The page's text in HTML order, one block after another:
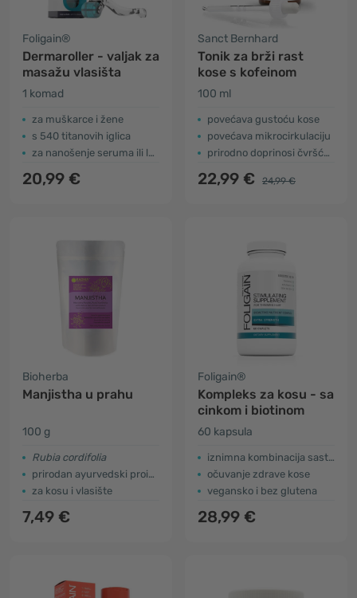
Foligain®
Dermaroller - valjak za
masažu vlasišta
1 komad
za muškarce i žene
s 540 titanovih iglica
za nanošenje seruma ili losiona
20,99 €
Sanct Bernhard
Tonik za brži rast
kose s kofeinom
100 ml
povećava gustoću kose
povećava mikrocirkulaciju
prirodno doprinosi čvršćoj kosi
22,99 € 24,99 €
Bioherba
Manjistha u prahu
100 g
Rubia cordifolia
prirodan ayurvedski proizvod
za kosu i vlasište
7,49 €
Foligain®
Kompleks za kosu - sa
cinkom i biotinom
60 kapsula
iznimna kombinacija sastojaka
očuvanje zdrave kose
vegansko i bez glutena
28,99 €